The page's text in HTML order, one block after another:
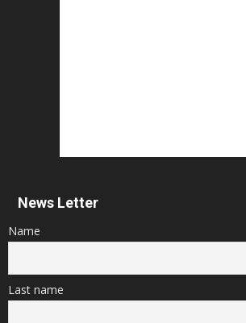
News Letter
Name
Last name